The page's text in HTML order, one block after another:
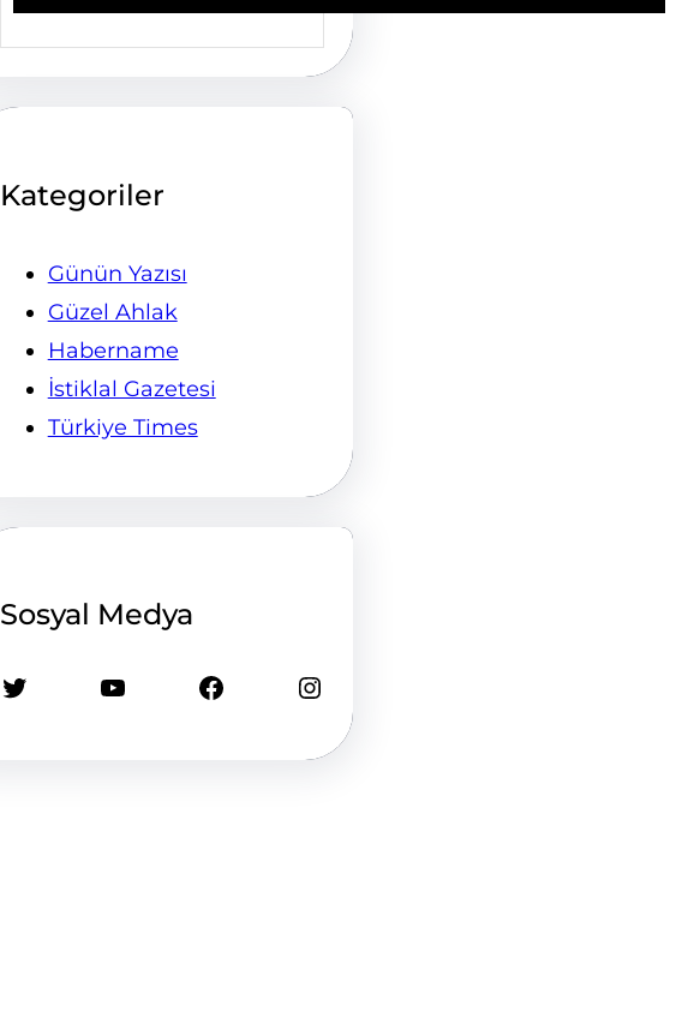
Kategoriler
Günün Yazısı
Güzel Ahlak
Habername
İstiklal Gazetesi
Türkiye Times
Sosyal Medya
Twitter YouTube Facebook Instagram